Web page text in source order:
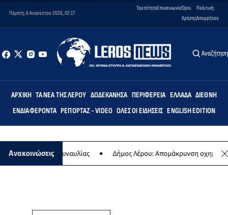
Πέμπτη, 6 Αυγούστου 2026, 02:17
ΤαυτότηταΕπικοινωνίαΌροι
Χρήσης
Πολιτική
Απορρήτου
Αναζήτηση
ΑΡΧΙΚΉ ΤΑ ΝΈΑ ΤΗΣ ΛΈΡΟΥ ΔΩΔΕΚΆΝΗΣΑ ΠΕΡΙΦΈΡΕΙΑ ΕΛΛΆΔΑ ΔΙΕΘΝΉ
ΕΝΔΙΑΦΈΡΟΝΤΑ ΡΕΠΟΡΤΆΖ - VIDEO ΌΛΕΣ ΟΙ ΕΙΔΉΣΕΙΣ ENGLISH EDITION
Ανακοινώσεις
της ετήσιας συναυλίας Δήμος Λέρου: Απομάκρυνση οχημάτων